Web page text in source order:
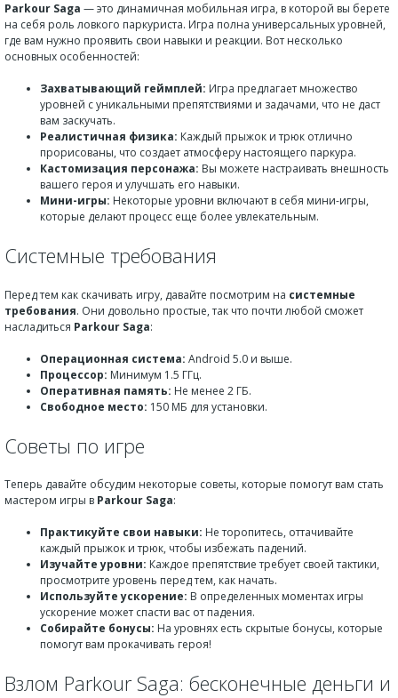
Parkour Saga — это динамичная мобильная игра, в которой вы берете
на себя роль ловкого паркуриста. Игра полна универсальных уровней,
где вам нужно проявить свои навыки и реакции. Вот несколько
основных особенностей:
Захватывающий геймплей: Игра предлагает множество
уровней с уникальными препятствиями и задачами, что не даст
вам заскучать.
Реалистичная физика: Каждый прыжок и трюк отлично
прорисованы, что создает атмосферу настоящего паркура.
Кастомизация персонажа: Вы можете настраивать внешность
вашего героя и улучшать его навыки.
Мини-игры: Некоторые уровни включают в себя мини-игры,
которые делают процесс еще более увлекательным.
Системные требования
Перед тем как скачивать игру, давайте посмотрим на системные
требования. Они довольно простые, так что почти любой сможет
насладиться Parkour Saga:
Операционная система: Android 5.0 и выше.
Процессор: Минимум 1.5 ГГц.
Оперативная память: Не менее 2 ГБ.
Свободное место: 150 МБ для установки.
Советы по игре
Теперь давайте обсудим некоторые советы, которые помогут вам стать
мастером игры в Parkour Saga:
Практикуйте свои навыки: Не торопитесь, оттачивайте
каждый прыжок и трюк, чтобы избежать падений.
Изучайте уровни: Каждое препятствие требует своей тактики,
просмотрите уровень перед тем, как начать.
Используйте ускорение: В определенных моментах игры
ускорение может спасти вас от падения.
Собирайте бонусы: На уровнях есть скрытые бонусы, которые
помогут вам прокачивать героя!
Взлом Parkour Saga: бесконечные деньги и